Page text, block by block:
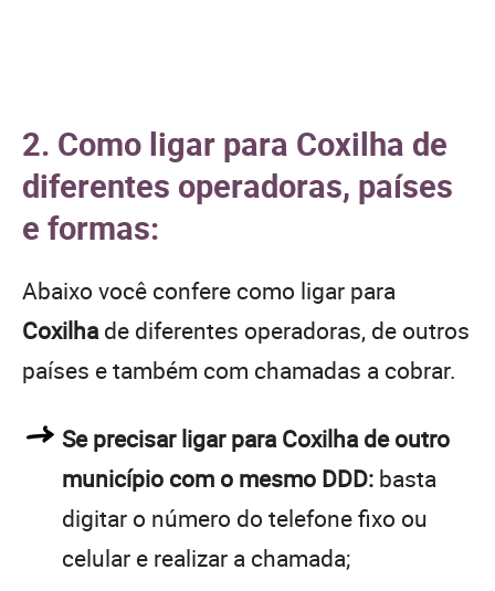
2. Como ligar para Coxilha de
diferentes operadoras, países
e formas:
Abaixo você confere como ligar para
Coxilha de diferentes operadoras, de outros
países e também com chamadas a cobrar.
Se precisar ligar para Coxilha de outro
município com o mesmo DDD: basta
digitar o número do telefone fixo ou
celular e realizar a chamada;